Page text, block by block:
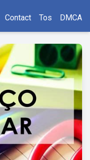
Contact Tos DMCA